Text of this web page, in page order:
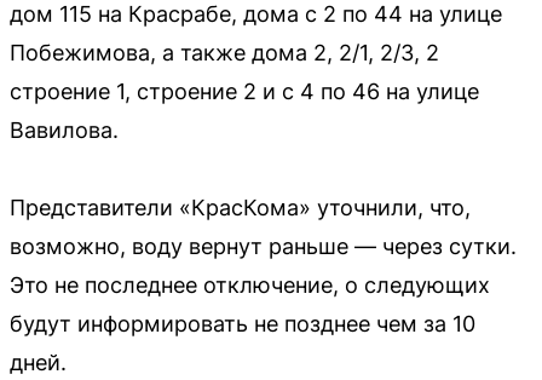
дом 115 на Красрабе, дома с 2 по 44 на улице
Побежимова, а также дома 2, 2/1, 2/3, 2
строение 1, строение 2 и с 4 по 46 на улице
Вавилова.
Представители «КрасКома» уточнили, что,
возможно, воду вернут раньше — через сутки.
Это не последнее отключение, о следующих
будут информировать не позднее чем за 10
дней.